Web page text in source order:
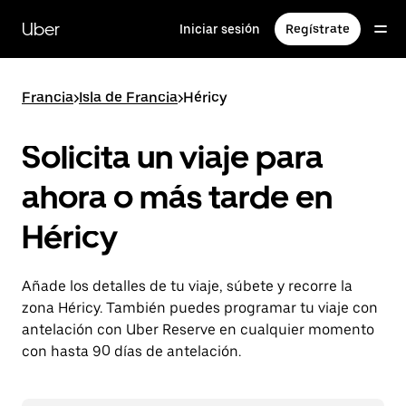
contenido
principal
Uber Iniciar sesión Regístrate
Francia>Isla de Francia>Héricy
Solicita un viaje para
ahora o más tarde en
Héricy
Añade los detalles de tu viaje, súbete y recorre la
zona Héricy. También puedes programar tu viaje con
antelación con Uber Reserve en cualquier momento
con hasta 90 días de antelación.